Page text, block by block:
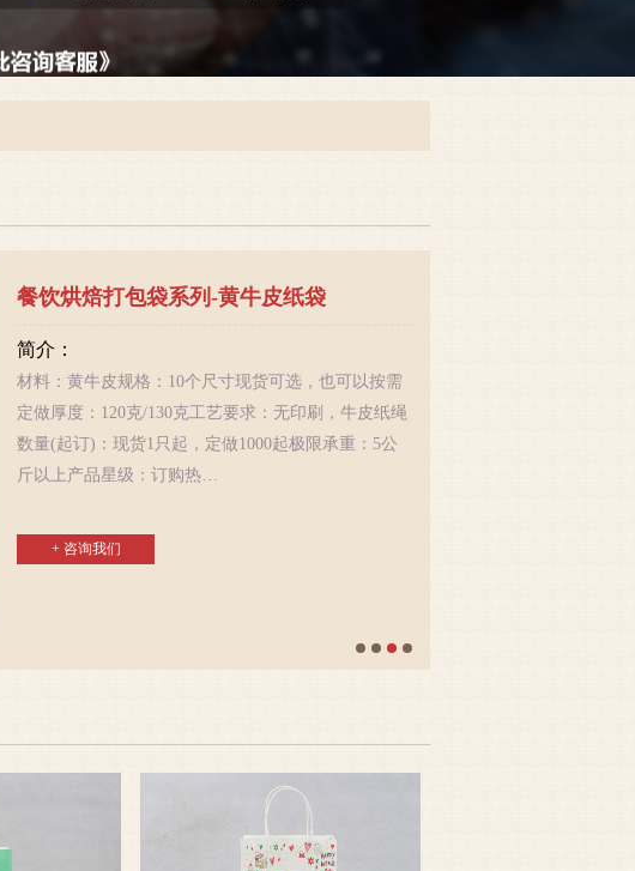
打包袋定做样例-怡然面包
简介：
材料：白牛皮规格：可根据客户要求尺寸大小定制厚
度：100克、120克、130克、150克工艺要求：适合单
色、4色数量(起订)：3000只极限承重：3公斤左右订
购电话：177-0181-3513
+ 咨询我们